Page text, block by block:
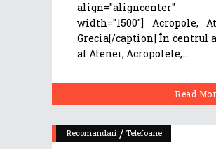
align="aligncenter"
width="1500"] Acropole,
Grecia[/caption] În centrul
al Atenei, Acropolele,
Read
Recomandari / Telefoane